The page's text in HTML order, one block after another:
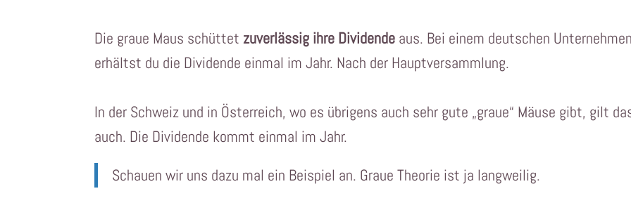
Die graue Maus schüttet zuverlässig ihre Dividende aus. Bei einem deutschen Unternehmen
erhältst du die Dividende einmal im Jahr. Nach der Hauptversammlung.
In der Schweiz und in Österreich, wo es übrigens auch sehr gute „graue“ Mäuse gibt, gilt
auch. Die Dividende kommt einmal im Jahr.
Schauen wir uns dazu mal ein Beispiel an. Graue Theorie ist ja langweilig.